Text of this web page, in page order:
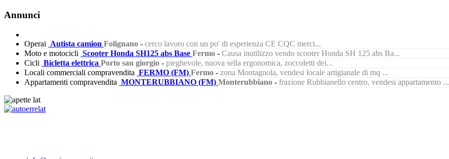
Annunci
Operai Autista camion Folignano - cerco lavoro con un po' di esperienza CE CQC merci...
Moto e motocicli Scooter Honda SH125 abs Base Fermo - Causa inutilizzo vendo scooter Honda SH 125 abs Ba...
Cicli Bicletta elettrica Porto san giorgio - pieghevole, nuova sella ergonomica, zoccoletti dei...
Locali commerciali compravendita FERMO (FM) Fermo - zona Montagnola, vendesi locale artigianale di mq ...
Appartamenti compravendita MONTERUBBIANO (FM) Monterubbiano - frazione Rubbianello centro, vendesi appartamento ...